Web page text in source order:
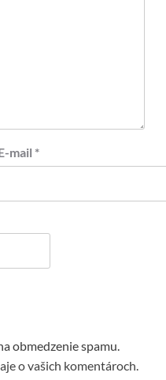
mail *
obmedzenie spamu.
o vašich komentároch.